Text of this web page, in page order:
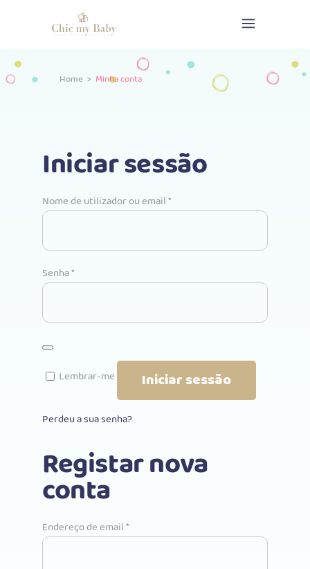
Home > Minha conta
Iniciar sessão
Nome de utilizador ou email*Obrigatório
Senha*Obrigatório
Lembrar-me Iniciar sessão
Perdeu a sua senha?
Registar nova
conta
Endereço de email*Obrigatório